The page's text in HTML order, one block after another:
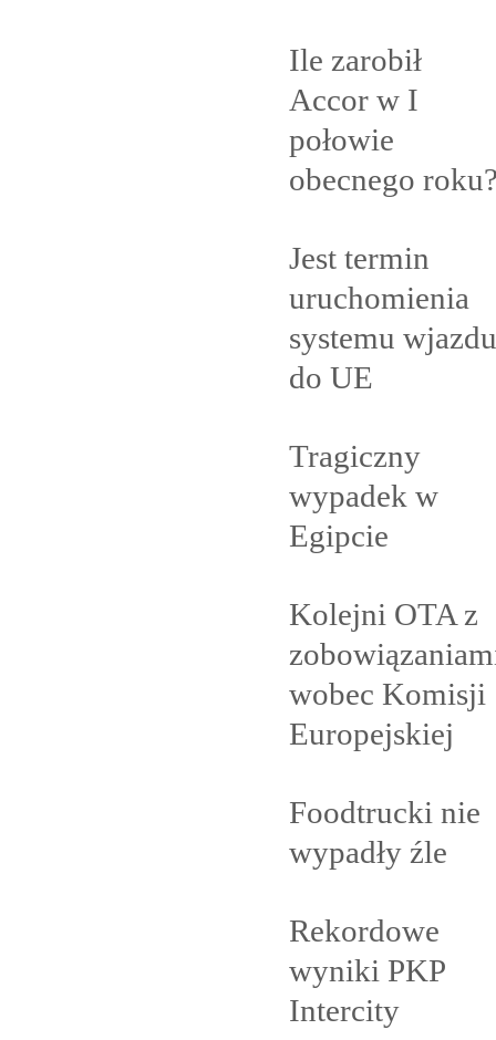
Ile zarobił
Accor w I
połowie
obecnego
Jest termin
uruchomienia
systemu wjazdu
do UE
Tragiczny
wypadek w
Egipcie
Kolejni OTA z
wobec Komisji
Europejskiej
Foodtrucki nie
wypadły źle
Rekordowe
wyniki PKP
Intercity